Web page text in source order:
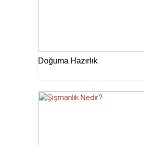
Doğuma Hazırlık